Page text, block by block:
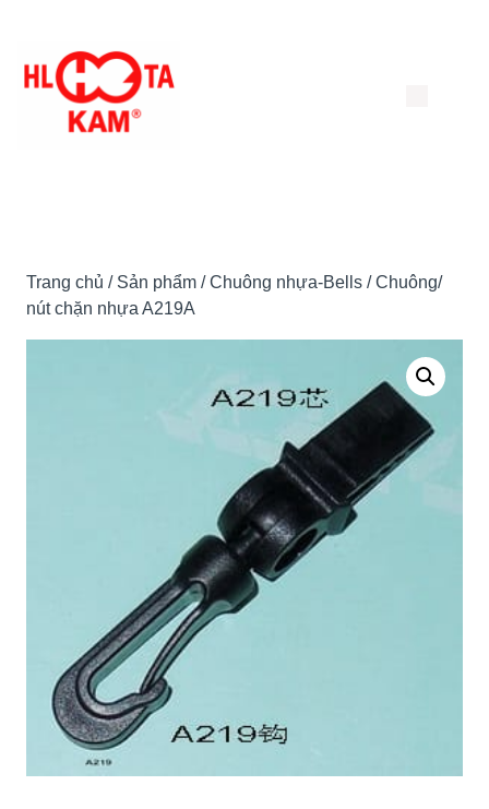
đến
Trang chủ / Sản phẩm /Chuông nhựa-Bells / Chuông/
nút chặn nhựa A219A